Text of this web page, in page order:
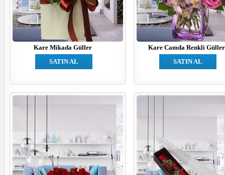
Kare Mikada Güller
SATIN AL
Kare Camda Renkli Güller
SATIN AL